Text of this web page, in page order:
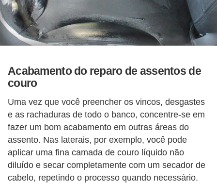
Acabamento do reparo de assentos de
couro
Uma vez que você preencher os vincos, desgastes
e as rachaduras de todo o banco, concentre-se em
fazer um bom acabamento em outras áreas do
assento. Nas laterais, por exemplo, você pode
aplicar uma fina camada de couro líquido não
diluído e secar completamente com um secador de
cabelo, repetindo o processo quando necessário.
l
l
e
m
n
u
t
e
n
ç
ã
o